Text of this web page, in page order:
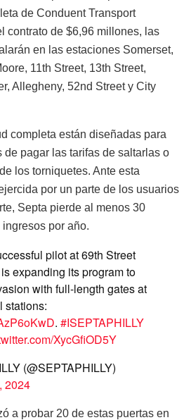
de Conduent Transport
contrato de $6,96 millones, las
en las estaciones Somerset,
11th Street, 13th Street,
Allegheny, 52nd Street y City
completa están diseñadas para
pagar las tarifas de saltarlas o
los torniquetes. Ante esta
por un parte de los usuarios
Septa pierde al menos 30
por año.
pilot at 69th Street
is expanding its program to
with full-length gates at
stations:
. #ISEPTAPHILLY
XycGfiOD5Y
(@SEPTAPHILLY)
2024
a probar 20 de estas puertas en